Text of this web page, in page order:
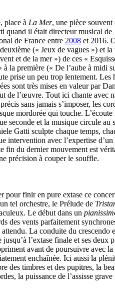
place à La Mer, une pièce souvent
quand il était directeur musical de
de France entre 2008 et 2016.
(« Jeux de vagues ») et la
et de la mer ») de ces «
à la première (« De l’aube à midi
prise un peu trop lentement. Les
sont très mises en valeur par
de l’œuvre. Tout ici chante avec
sans jamais s’imposer, les
mordorée qui touche. L’écoute
seconde et la musique circule au
Gatti sculpte chaque temps,
intervention avec l’expertise d’un
fin du dernier mouvement est
précision à couper le souffle.
pour finir en pure extase ce
tel orchestre, le Prélude de
Le début dans un
des vents parfaitement
attendu. La conduite du crescendo
jusqu’à l’extase finale et ses deux
avant de poursuivre avec
enchaînée. Ici aussi la
des timbres et des pupitres, la
la puissance de l’assisse